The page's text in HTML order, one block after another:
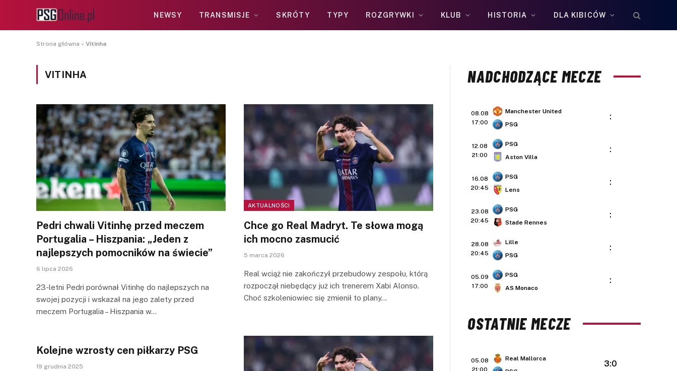
NEWSY TRANSMISJE SKRÓTY TYPY ROZGRYWKI KLUB HISTORIA DLA KIBICÓW
Strona główna » Vitinha
VITINHA
Pedri chwali Vitinhę przed meczem
Portugalia – Hiszpania: „Jeden z
najlepszych pomocników na świecie”
6 lipca 2026
23-letni Pedri porównał Vitinhę do najlepszych na
swojej pozycji i wskazał na jego zalety przed
meczem Portugalia – Hiszpania w…
AKTUALNOŚCI
Chce go Real Madryt. Te słowa mogą
ich mocno zasmucić
5 marca 2026
Real wciąż nie zakończył przebudowy zespołu, którą
rozpoczął niebędący już ich trenerem Xabi Alonso.
Choć szkoleniowiec się zmienił to plany…
Kolejne wzrosty cen piłkarzy PSG
19 grudnia 2025
NADCHODZĄCE MECZE
08.08
17:00
Manchester United
PSG
:
12.08
21:00
PSG
Aston Villa
:
16.08
20:45
PSG
Lens
:
23.08
20:45
PSG
Stade Rennes
:
28.08
20:45
Lille
PSG
:
05.09
17:00
PSG
AS Monaco
:
OSTATNIE MECZE
05.08
21:00
Real Mallorca
3:0